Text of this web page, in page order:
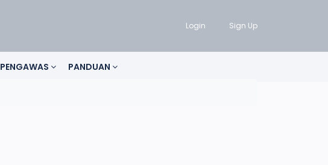
Login Sign Up
PENGAWAS PANDUAN